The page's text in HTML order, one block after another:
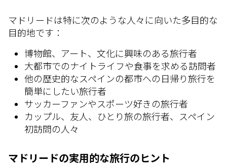
マドリードは特に次のような人々に向いた多目的な
目的地です：
博物館、アート、文化に興味のある旅行者
大都市でのナイトライフや食事を求める訪問者
他の歴史的なスペインの都市への日帰り旅行を
簡単にしたい旅行者
サッカーファンやスポーツ好きの旅行者
カップル、友人、ひとり旅の旅行者、スペイン
初訪問の人々
マドリードの実用的な旅行のヒント